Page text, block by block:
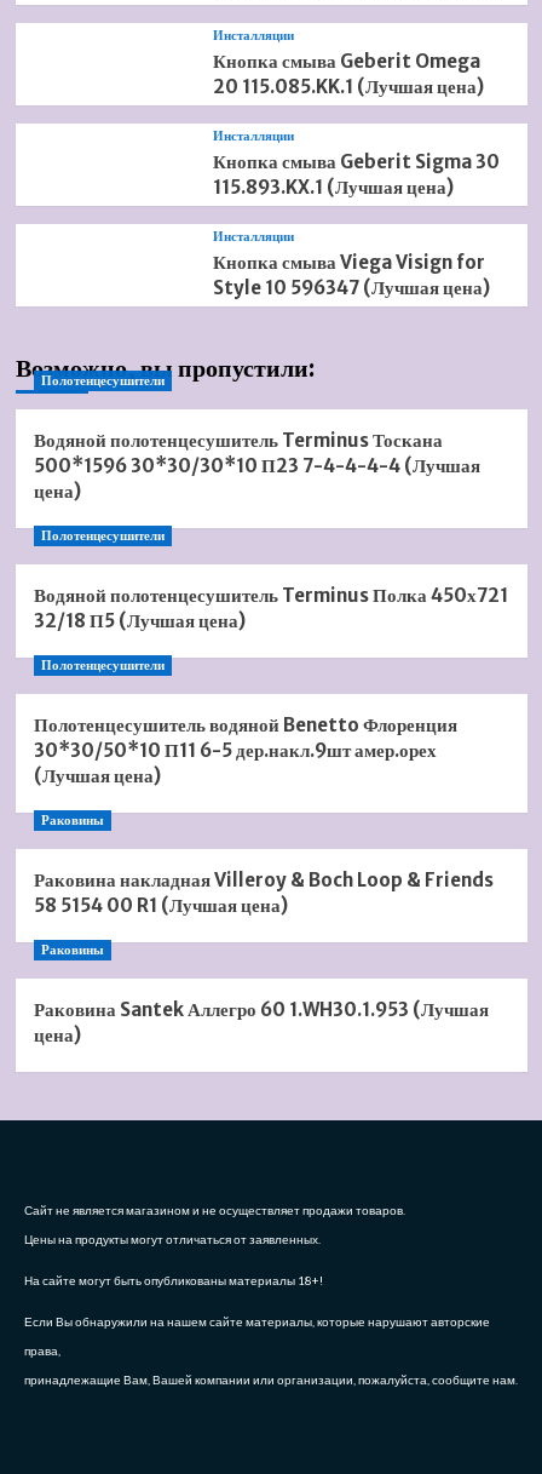
Инсталляции
Кнопка смыва Geberit Omega
20 115.085.KK.1 (Лучшая цена)
Инсталляции
Кнопка смыва Geberit Sigma 30
115.893.KX.1 (Лучшая цена)
Инсталляции
Кнопка смыва Viega Visign for
Style 10 596347 (Лучшая цена)
Возможно, вы пропустили:
Полотенцесушители
Водяной полотенцесушитель Terminus Тоскана
500*1596 30*30/30*10 П23 7-4-4-4-4 (Лучшая
цена)
Полотенцесушители
Водяной полотенцесушитель Terminus Полка 450х721
32/18 П5 (Лучшая цена)
Полотенцесушители
Полотенцесушитель водяной Benetto Флоренция
30*30/50*10 П11 6-5 дер.накл.9шт амер.орех
(Лучшая цена)
Раковины
Раковина накладная Villeroy & Boch Loop & Friends
58 5154 00 R1 (Лучшая цена)
Раковины
Раковина Santek Аллегро 60 1.WH30.1.953 (Лучшая
цена)
Сайт не является магазином и не осуществляет продажи товаров.
Цены на продукты могут отличаться от заявленных.
На сайте могут быть опубликованы материалы 18+!
Если Вы обнаружили на нашем сайте материалы, которые нарушают авторские
права,
принадлежащие Вам, Вашей компании или организации, пожалуйста, сообщите нам.